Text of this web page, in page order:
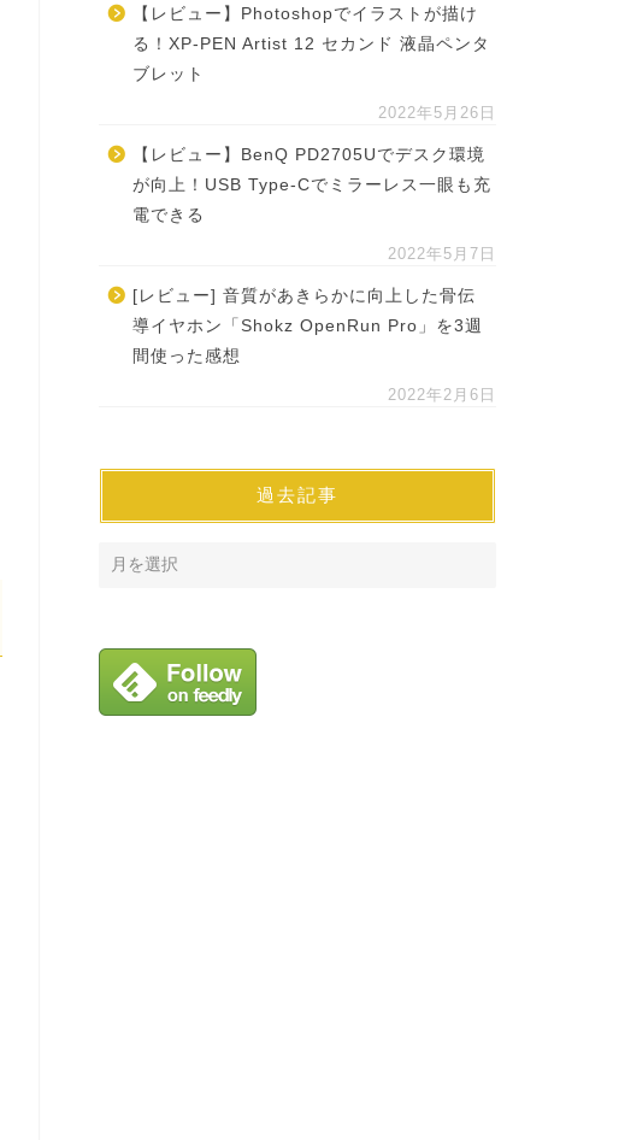
【レビュー】Photoshopでイラストが描け
る！XP-PEN Artist 12 セカンド 液晶ペンタ
ブレット
2022年5月26日
【レビュー】BenQ PD2705Uでデスク環境
が向上！USB Type-Cでミラーレス一眼も充
電できる
2022年5月7日
[レビュー] 音質があきらかに向上した骨伝
導イヤホン「Shokz OpenRun Pro」を3週
間使った感想
2022年2月6日
過去記事